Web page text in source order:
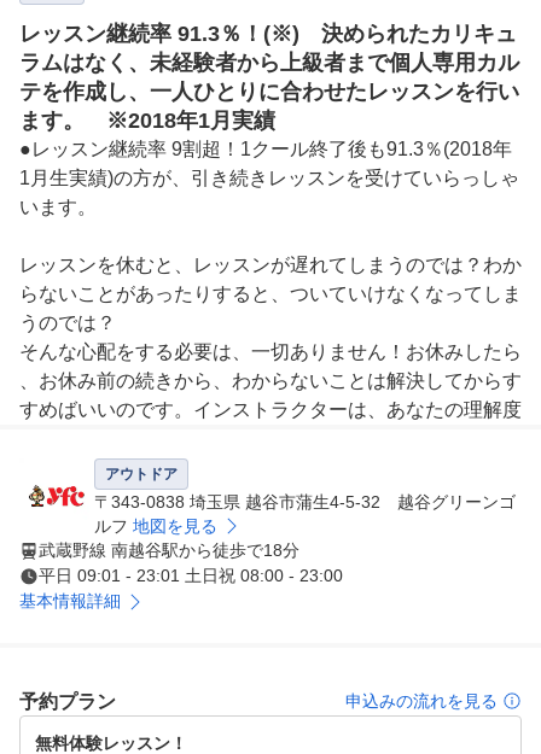
レッスン継続率 91.3％！(※) 決められたカリキュ
ラムはなく、未経験者から上級者まで個人専用カル
テを作成し、一人ひとりに合わせたレッスンを行い
ます。 ※2018年1月実績
●レッスン継続率 9割超！1クール終了後も91.3％(2018年
1月生実績)の方が、引き続きレッスンを受けていらっしゃ
います。
レッスンを休むと、レッスンが遅れてしまうのでは？わか
らないことがあったりすると、ついていけなくなってしま
うのでは？
そんな心配をする必要は、一切ありません！お休みしたら
、お休み前の続きから、わからないことは解決してからす
すめばいいのです。インストラクターは、あなたの理解度
とりに合わせたレッスンをより強化するために、レッスン
ごとにあなた専用カルテをつけています。また、レッスン
時には、わかりやすいオリジナルテキストを使用し、そこ
にはあなたが取り組んだ内容が書き込まれています。ご自
身で練習される際に、テキストのポイントを見返しながら
取り組めば、効果的な練習ができるはずです。
アウトドア
〒343-0838 埼玉県 越谷市蒲生4-5-32 越谷グリーンゴ
ルフ 地図を見る
武蔵野線 南越谷駅から徒歩で18分
平日 09:01 - 23:01 土日祝 08:00 - 23:00
基本情報詳細
予約プラン 申込みの流れを見る
無料体験レッスン！